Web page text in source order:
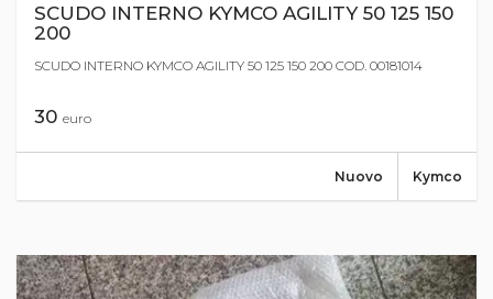
SCUDO INTERNO KYMCO AGILITY 50 125 150
200
SCUDO INTERNO KYMCO AGILITY 50 125 150 200 COD. 00181014
30 euro
Kymco
Nuovo